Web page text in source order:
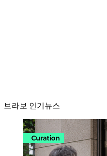
브라보 인기뉴스